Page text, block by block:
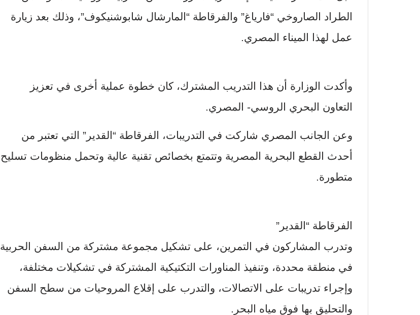
الطراد الصاروخي “فارياغ” والفرقاطة “المارشال شابوشنيكوف”، وذلك بعد زيارة
عمل لهذا الميناء المصري.
وأكدت الوزارة أن هذا التدريب المشترك، كان خطوة عملية أخرى في تعزيز
التعاون البحري الروسي- المصري.
وعن الجانب المصري شاركت في التدريبات، الفرقاطة “القدير” التي تعتبر من
أحدث القطع البحرية المصرية وتتمتع بخصائص تقنية عالية وتحمل منظومات تسليح
متطورة.
الفرقاطة “القدير”
وتدرب المشاركون في التمرين، على تشكيل مجموعة مشتركة من السفن الحربية
في منطقة محددة، وتنفيذ المناورات التكتيكية المشتركة في تشكيلات مختلفة،
وإجراء تدريبات على الاتصالات، والتدرب على إقلاع المروحيات من سطح السفن
والتحليق بها فوق مياه البحر.